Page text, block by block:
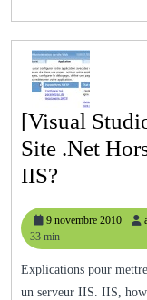
[Visual
Site .net
IIS?
Studio]
Comment
Mettre
Son
9 novembre 2010
2010
33 min
Explications pour mettre son site asp hors ligne en 30 secondes sur
un serveur IIS. IIS,